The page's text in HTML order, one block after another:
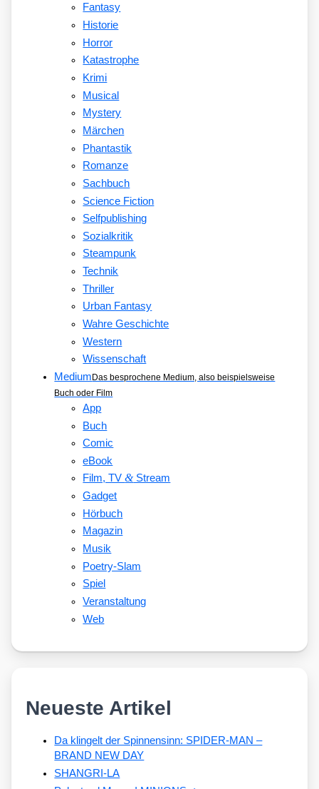
Fantasy
Historie
Horror
Katastrophe
Krimi
Musical
Mystery
Märchen
Phantastik
Romanze
Sachbuch
Science Fiction
Selfpublishing
Sozialkritik
Steampunk
Technik
Thriller
Urban Fantasy
Wahre Geschichte
Western
Wissenschaft
Medium Das besprochene Medium, also beispielsweise
Buch oder Film
App
Buch
Comic
eBook
Film, TV&Stream
Gadget
Hörbuch
Magazin
Musik
Poetry-Slam
Spiel
Veranstaltung
Web
Neueste Artikel
Da klingelt der Spinnensinn: SPIDER-MAN –
BRAND NEW DAY
SHANGRI-LA